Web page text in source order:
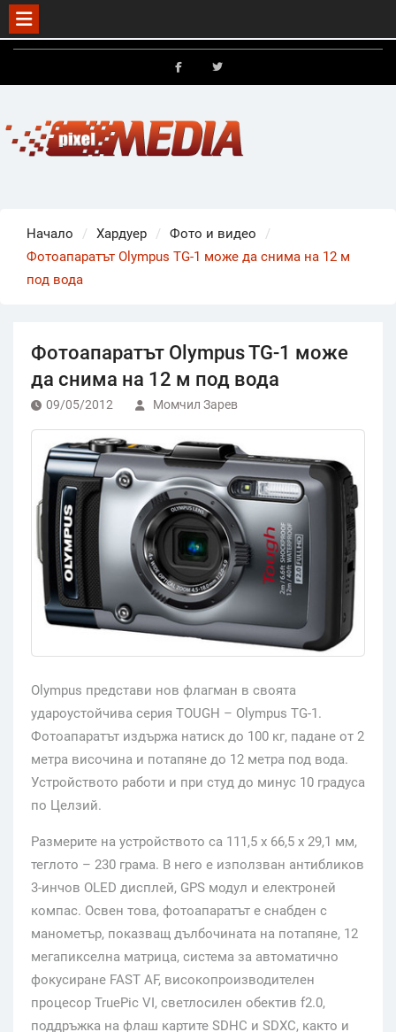
Skip
Начало Хардуер
Фото и видео
Фотоапаратът Olympus TG-1 може да снима на 12 м
под вода
Фотоапаратът Olympus TG-1 може
да снима на 12 м под вода
09/05/2012 Момчил Зарев
Olympus представи нов флагман в своята
удароустойчива серия TOUGH – Olympus TG-1.
Фотоапаратът издържа натиск до 100 кг, падане от 2
метра височина и потапяне до 12 метра под вода.
Устройството работи и при студ до минус 10 градуса
по Целзий.
Размерите на устройството са 111,5 х 66,5 х 29,1 мм,
теглото – 230 грама. В него е използван антибликов
3-инчов OLED дисплей, GPS модул и електроней
компас. Освен това, фотоапаратът е снабден с
манометър, показващ дълбочината на потапяне, 12
мегапикселна матрица, система за автоматично
фокусиране FAST AF, високопроизводителен
процесор TruePic VI, светлосилен обектив f2.0,
поддръжка на флаш картите SDHC и SDXC, както и